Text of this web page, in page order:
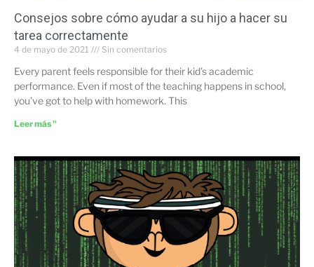
Consejos sobre cómo ayudar a su hijo a hacer su
tarea correctamente
4 de mayo de 2021 Sin comentarios
Every parent feels responsible for their kid’s academic
performance. Even if most of the teaching happens in school,
you’ve got to help with homework. This
Leer más "